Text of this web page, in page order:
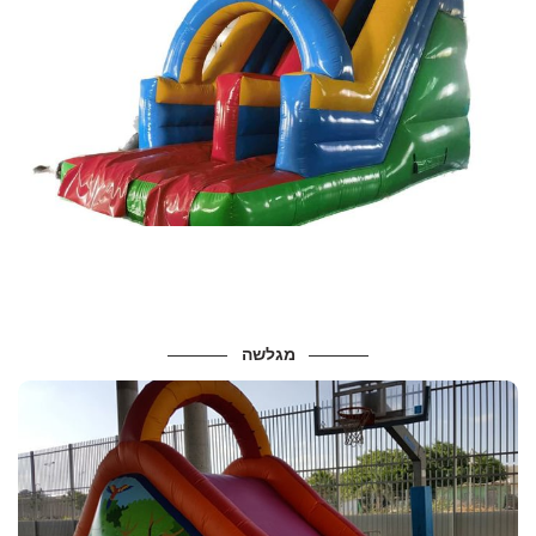
מידות :
מגילאי 3-4 ומעלה..
מחיר להשכרה – 500 ש”ח
מגלשה
מידות ונתונים
מידות :